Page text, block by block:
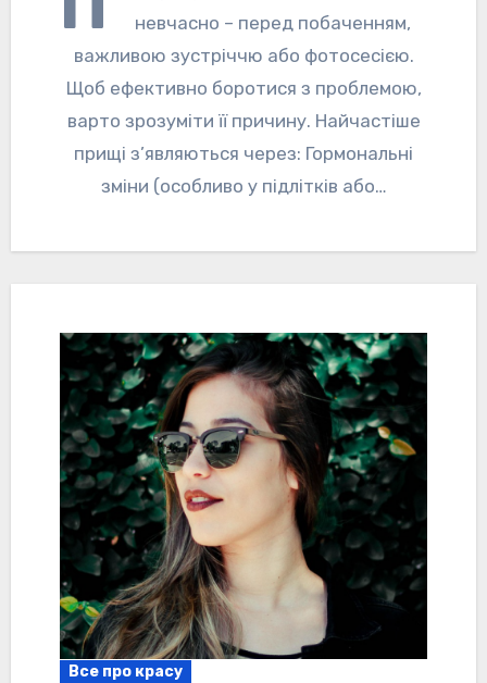
невчасно – перед побаченням,
важливою зустріччю або фотосесією.
Щоб ефективно боротися з проблемою,
варто зрозуміти її причину. Найчастіше
прищі з’являються через: Гормональні
зміни (особливо у підлітків або…
Все про красу